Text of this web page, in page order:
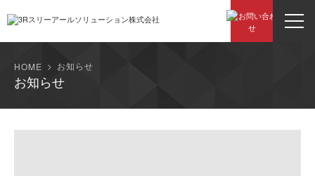
HOME お知らせ
お知らせ